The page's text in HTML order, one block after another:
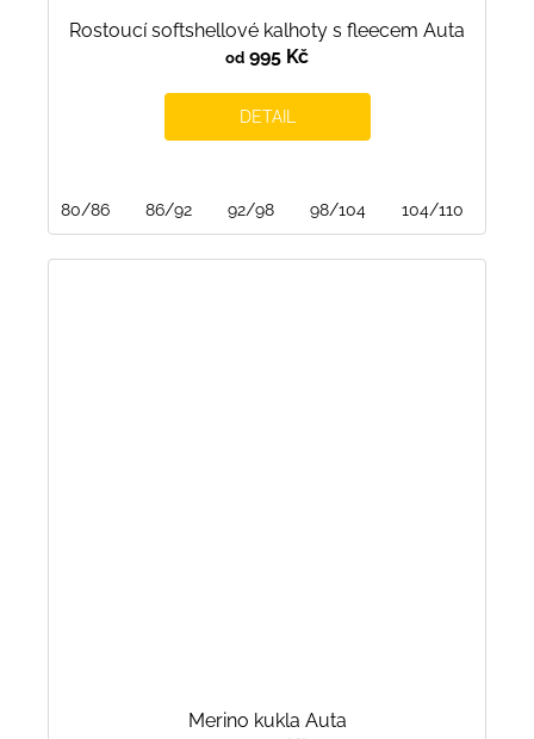
Rostoucí softshellové kalhoty s fleecem Auta
od 995 Kč
DETAIL
80/86 86/92 92/98 98/104 104/110
Merino kukla Auta